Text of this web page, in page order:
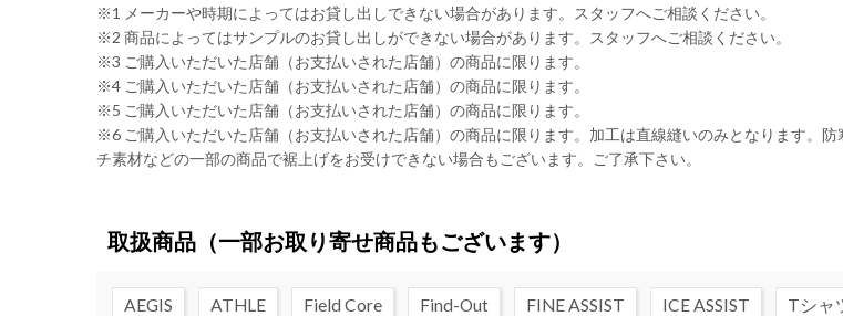
※1 メーカーや時期によってはお貸し出しできない場合があります。スタッフへご相談ください。
※2 商品によってはサンプルのお貸し出しができない場合があります。スタッフへご相談ください。
※3 ご購入いただいた店舗（お支払いされた店舗）の商品に限ります。
※4 ご購入いただいた店舗（お支払いされた店舗）の商品に限ります。
※5 ご購入いただいた店舗（お支払いされた店舗）の商品に限ります。
※6 ご購入いただいた店舗（お支払いされた店舗）の商品に限ります。加工は直線縫いのみとなります。防
チ素材などの一部の商品で裾上げをお受けできない場合もございます。ご了承下さい。
取扱商品 （一部お取り寄せ商品もございます）
AEGIS ATHLE Field Core Find-Out FINE ASSIST ICE ASSIST Tシャ